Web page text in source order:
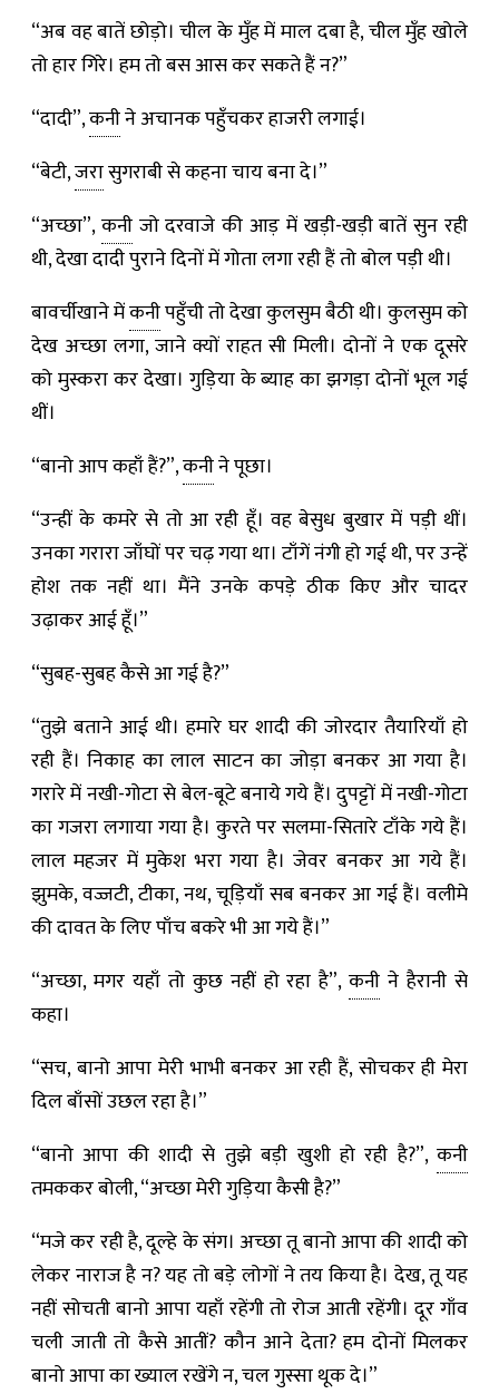
“अब वह बातें छोड़ो। चील के मुँह में माल दबा है, चील मुँह खोले
तो हार गिरे। हम तो बस आस कर सकते हैं न?”
“दादी”,कनीने अचानक पहुँचकर हाजरी लगाई।
“बेटी,जरासुगराबी से कहना चाय बना दे।”
“अच्छा”,कनीजो दरवाजे की आड़ में खड़ी-खड़ी बातें सुन रही
थी, देखा दादी पुराने दिनों में गोता लगा रही हैं तो बोल पड़ी थी।
बावर्चीखाने मेंकनीपहुँची तो देखा कुलसुम बैठी थी। कुलसुम को
देख अच्छा लगा, जाने क्यों राहत सी मिली। दोनों ने एक दूसरे
को मुस्करा कर देखा। गुड़िया के ब्याह का झगड़ा दोनों भूल गई
थीं।
“बानो आप कहाँ हैं?”,कनीने पूछा।
“उन्हीं के कमरे से तो आ रही हूँ। वह बेसुध बुखार में पड़ी थीं।
उनका गरारा जाँघों पर चढ़ गया था। टाँगें नंगी हो गई थी, पर उन्हें
होश तक नहीं था। मैंने उनके कपड़े ठीक किए और चादर
उढ़ाकर आई हूँ।”
“सुबह-सुबह कैसे आ गई है?”
“तुझे बताने आई थी। हमारे घर शादी की जोरदार तैयारियाँ हो
रही हैं। निकाह का लाल साटन का जोड़ा बनकर आ गया है।
गरारे में नखी-गोटा से बेल-बूटे बनाये गये हैं। दुपट्टों में नखी-गोटा
का गजरा लगाया गया है। कुरते पर सलमा-सितारे टाँके गये हैं।
लाल महजर में मुकेश भरा गया है। जेवर बनकर आ गये हैं।
झुमके, वज्जटी, टीका, नथ, चूड़ियाँ सब बनकर आ गई हैं। वलीमे
की दावत के लिए पाँच बकरे भी आ गये हैं।”
“अच्छा, मगर यहाँ तो कुछ नहीं हो रहा है”,कनी ने हैरानी से
कहा।
“सच, बानो आपा मेरी भाभी बनकर आ रही हैं, सोचकर ही मेरा
दिल बाँसों उछल रहा है।”
“बानो आपा की शादी से तुझे बड़ी खुशी हो रही है?”, कनी
तमककर बोली, “अच्छा मेरी गुड़िया कैसी है?”
“मजे कर रही है, दूल्हे के संग। अच्छा तू बानो आपा की शादी को
लेकर नाराज है न? यह तो बड़े लोगों ने तय किया है। देख, तू यह
नहीं सोचती बानो आपा यहाँ रहेंगी तो रोज आती रहेंगी। दूर गाँव
चली जाती तो कैसे आतीं? कौन आने देता? हम दोनों मिलकर
बानो आपा का ख्याल रखेंगे न, चल गुस्सा थूक दे।”